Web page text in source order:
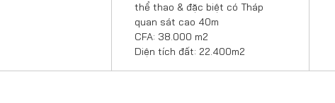
thể thao & đặc biệt có Tháp
quan sát cao 40m
CFA: 38.000 m2
Diện tích đất: 22.400m2